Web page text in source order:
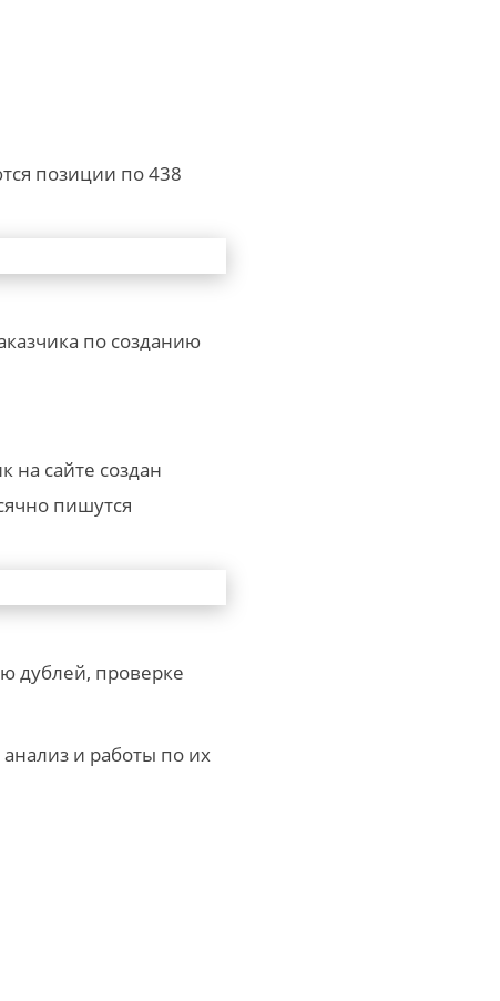
позиции по 438
по созданию
на сайте создан
пишутся
дублей, проверке
и работы по их